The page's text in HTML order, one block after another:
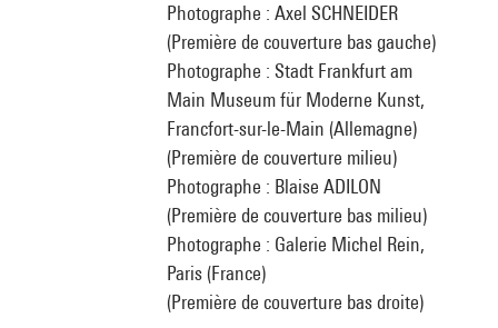
Photographe : Axel SCHNEIDER
(Première de couverture bas gauche)
Photographe : Stadt Frankfurt am
Main Museum für Moderne Kunst,
Francfort-sur-le-Main (Allemagne)
(Première de couverture milieu)
Photographe : Blaise ADILON
(Première de couverture bas milieu)
Photographe : Galerie Michel Rein,
Paris (France)
(Première de couverture bas droite)